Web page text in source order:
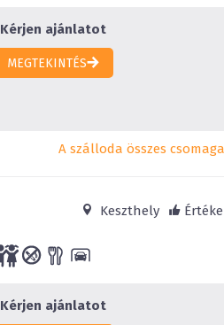
Kérjen ajánlatot
MEGTEKINTÉS
A szálloda összes
Keszthely
Kérjen ajánlatot